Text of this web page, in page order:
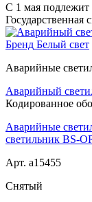
C 1 мая подлежит
Государственная
Бренд Белый свет
Аварийные
Аварийный
Кодированное
Аварийные
светильник BS-
Арт. a15455
Снятый